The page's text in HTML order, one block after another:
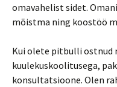
omavahelist sidet.
mõistma ning koostöö
Kui olete pitbulli ostnud
kuulekuskoolitusega,
konsultatsioone. Olen